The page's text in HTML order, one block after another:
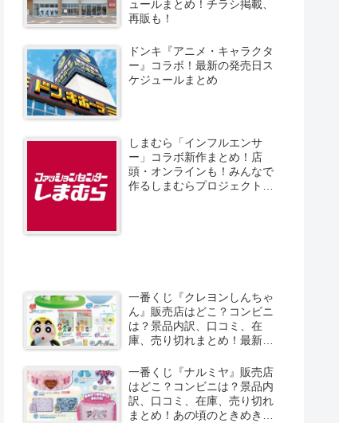
ュールまとめ！チラシ掲載、
再販も！
ドンキ『アニメ・キャラクタ
ー』コラボ！最新の発売日ス
ケジュールまとめ
しまむら「インフルエンサ
ー」コラボ新作まとめ！店
頭・オンラインも！みんなで
作るしまむらプロジェクト！
一番くじ『クレヨンしんちゃ
ん』販売店はどこ？コンビニ
は？景品内訳、口コミ、在
庫、売り切れまとめ！最新は
2026/8/8より新発売！
一番くじ『ナルミヤ』販売店
はどこ？コンビニは？景品内
訳、口コミ、在庫、売り切れ
まとめ！あの頃のときめきメ